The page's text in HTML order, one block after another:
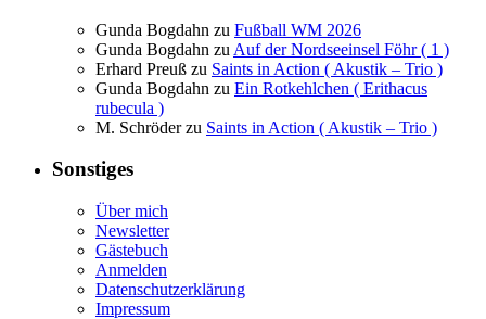
Gunda Bogdahn zu Fußball WM 2026
Gunda Bogdahn zu Auf der Nordseeinsel Föhr ( 1 )
Erhard Preuß zu Saints in Action ( Akustik – Trio )
Gunda Bogdahn zu Ein Rotkehlchen ( Erithacus
rubecula )
M. Schröderzu Saints in Action ( Akustik – Trio )
Sonstiges
Über mich
Newsletter
Gästebuch
Anmelden
Datenschutzerklärung
Impressum